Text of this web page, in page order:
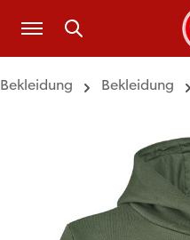
Zum Hauptinhalt springen
Bekleidung Bekleidung